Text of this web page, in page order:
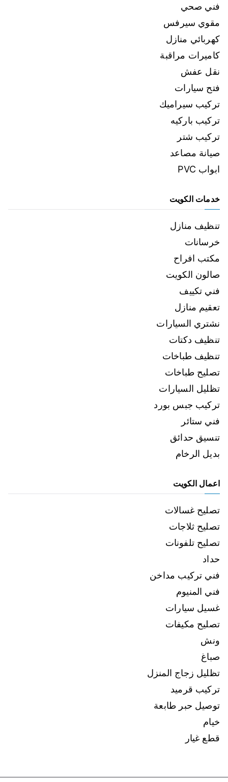
فني صحي
مقوي سيرفس
كهربائي منازل
كاميرات مراقبة
نقل عفش
فتح سيارات
تركيب سيراميك
تركيب باركيه
تركيب شتر
صيانة مصاعد
ابواب PVC
خدمات الكويت
تنظيف منازل
خرسانات
مكتب افراح
صالون الكويت
فني تكييف
تعقيم منازل
نشتري السيارات
تنظيف دكتات
تنظيف طباخات
تصليح طباخات
تظليل السيارات
تركيب جبس بورد
فني ستائر
تنسيق حدائق
بديل الرخام
اعمال الكويت
تصليح غسالات
تصليح ثلاجات
تصليح تلفونات
حداد
فني تركيب مداخن
فني المنيوم
غسيل سيارات
تصليح مكيفات
ونش
صباغ
تظليل زجاج المنزل
تركيب قرميد
توصيل حبر طابعة
خيام
قطع غيار